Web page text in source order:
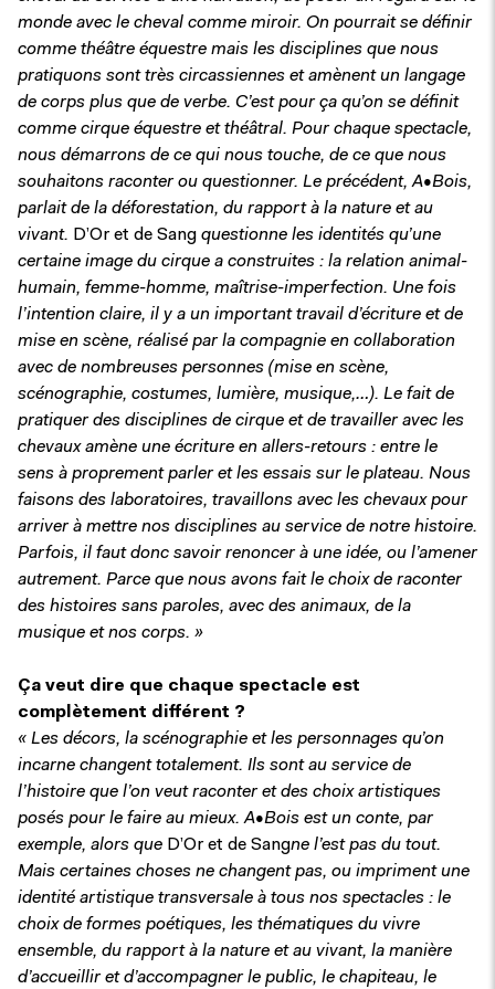
monde avec le cheval comme miroir. On pourrait se définir
comme théâtre équestre mais les disciplines que nous
pratiquons sont très circassiennes et amènent un langage
de corps plus que de verbe. C’est pour ça qu’on se définit
comme cirque équestre et théâtral. Pour chaque spectacle,
nous démarrons de ce qui nous touche, de ce que nous
souhaitons raconter ou questionner. Le précédent, A•Bois,
parlait de la déforestation, du rapport à la nature et au
vivant. D’Or et de Sang questionne les identités qu’une
certaine image du cirque a construites : la relation animal-
humain, femme-homme, maîtrise-imperfection. Une fois
l’intention claire, il y a un important travail d’écriture et de
mise en scène, réalisé par la compagnie en collaboration
avec de nombreuses personnes (mise en scène,
scénographie, costumes, lumière, musique,…). Le fait de
pratiquer des disciplines de cirque et de travailler avec les
chevaux amène une écriture en allers-retours : entre le
sens à proprement parler et les essais sur le plateau. Nous
faisons des laboratoires, travaillons avec les chevaux pour
arriver à mettre nos disciplines au service de notre histoire.
Parfois, il faut donc savoir renoncer à une idée, ou l’amener
autrement. Parce que nous avons fait le choix de raconter
des histoires sans paroles, avec des animaux, de la
musique et nos corps. »
Ça veut dire que chaque spectacle est
complètement différent ?
« Les décors, la scénographie et les personnages qu’on
incarne changent totalement. Ils sont au service de
l’histoire que l’on veut raconter et des choix artistiques
posés pour le faire au mieux. A•Bois est un conte, par
exemple, alors que D’Or et de Sangne l’est pas du tout.
Mais certaines choses ne changent pas, ou impriment une
identité artistique transversale à tous nos spectacles : le
choix de formes poétiques, les thématiques du vivre
ensemble, du rapport à la nature et au vivant, la manière
d’accueillir et d’accompagner le public, le chapiteau, le